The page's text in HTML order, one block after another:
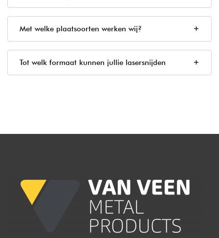
Met welke plaatsoorten werken wij?
Tot welk formaat kunnen jullie lasersnijden